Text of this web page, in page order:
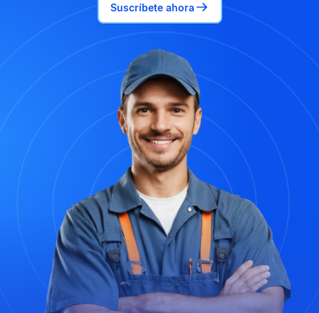
Suscríbete ahora